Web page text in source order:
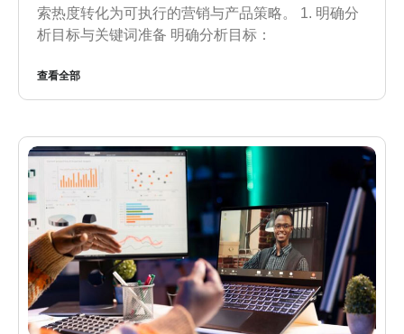
索热度转化为可执行的营销与产品策略。 1. 明确分
析目标与关键词准备 明确分析目标：
查看全部